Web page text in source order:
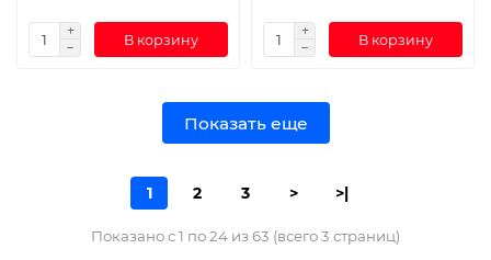
В корзину В корзину
Показать еще
1 2 3 > >|
Показано с 1 по 24 из 63 (всего 3 страниц)